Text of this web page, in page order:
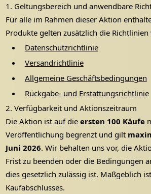
1. Geltungsbereich und anwendbare
Für alle im Rahmen dieser Aktion
Produkte gelten zusätzlich die Richtlinien
Datenschutzrichtlinie
Versandrichtlinie
Allgemeine Geschäftsbedingungen
Rückgabe- und Erstattungsrichtlinie
2. Verfügbarkeit und Aktionszeitraum
Die Aktion ist auf dieersten 100 Käufe
Veröffentlichung begrenzt und gilt
Juni 2026. Wir behalten uns vor, die
Frist zu beenden oder die Bedingungen
dies gesetzlich zulässig ist. Maßgeblich
Kaufabschlusses.